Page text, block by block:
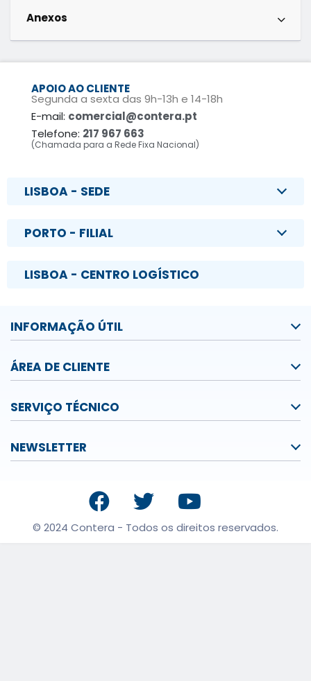
Anexos
APOIO AO CLIENTE
Segunda a sexta das 9h-13h e 14-18h
E-mail: comercial@contera.pt
Telefone: 217 967 663
(Chamada para a Rede Fixa Nacional)
LISBOA - SEDE
PORTO - FILIAL
LISBOA - CENTRO LOGÍSTICO
INFORMAÇÃO ÚTIL
ÁREA DE CLIENTE
SERVIÇO TÉCNICO
NEWSLETTER
© 2024 Contera - Todos os direitos reservados.